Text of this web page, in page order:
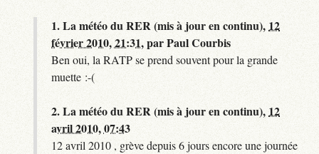
1.La météo du RER (mis à jour en continu), 12
février 2010, 21:31,parPaul Courbis
Ben oui, la RATP se prend souvent pour la grande
muette :-(
2.La météo du RER (mis à jour en continu), 12
avril 2010, 07:43
12 avril 2010 , grève depuis 6 jours encore une journée